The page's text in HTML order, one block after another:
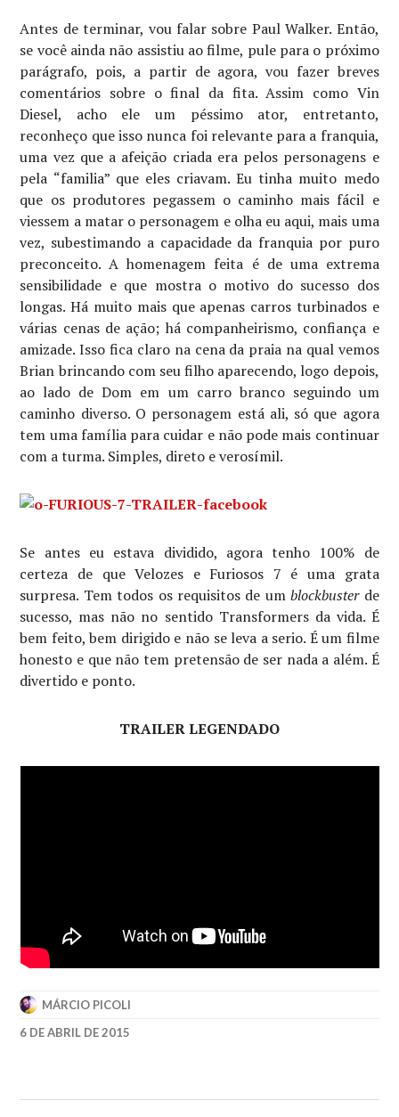
Antes de terminar, vou falar sobre Paul Walker. Então,
se você ainda não assistiu ao filme, pule para o próximo
parágrafo, pois, a partir de agora, vou fazer breves
comentários sobre o final da fita. Assim como Vin
Diesel, acho ele um péssimo ator, entretanto,
reconheço que isso nunca foi relevante para a franquia,
uma vez que a afeição criada era pelos personagens e
pela “familia” que eles criavam. Eu tinha muito medo
que os produtores pegassem o caminho mais fácil e
viessem a matar o personagem e olha eu aqui, mais uma
vez, subestimando a capacidade da franquia por puro
preconceito. A homenagem feita é de uma extrema
sensibilidade e que mostra o motivo do sucesso dos
longas. Há muito mais que apenas carros turbinados e
várias cenas de ação; há companheirismo, confiança e
amizade. Isso fica claro na cena da praia na qual vemos
Brian brincando com seu filho aparecendo, logo depois,
ao lado de Dom em um carro branco seguindo um
caminho diverso. O personagem está ali, só que agora
tem uma família para cuidar e não pode mais continuar
com a turma. Simples, direto e verosímil.
Se antes eu estava dividido, agora tenho 100% de
certeza de que Velozes e Furiosos 7 é uma grata
surpresa. Tem todos os requisitos de umblockbusterde
sucesso, mas não no sentido Transformers da vida. É
bem feito, bem dirigido e não se leva a serio. É um filme
honesto e que não tem pretensão de ser nada a além. É
divertido e ponto.
TRAILER LEGENDADO
MÁRCIO PICOLI
6 DE ABRIL DE 2015
JOHNSON,